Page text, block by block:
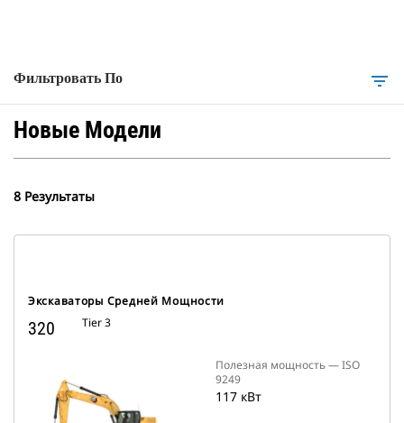
Фильтровать По filter_list
Новые Модели
8 Результаты
Экскаваторы Средней Мощности
320 Tier 3
Полезная мощность — ISO
9249
117 кВт